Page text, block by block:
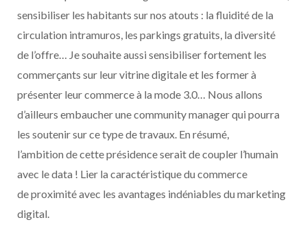
sensibiliser les habitants sur nos atouts : la fluidité de la
circulation intramuros, les parkings gratuits, la diversité
de l’offre… Je souhaite aussi sensibiliser fortement les
commerçants sur leur vitrine digitale et les former à
présenter leur commerce à la mode 3.0… Nous allons
d’ailleurs embaucher une community manager qui pourra
les soutenir sur ce type de travaux. En résumé,
l’ambition de cette présidence serait de coupler l’humain
avec le data ! Lier la caractéristique du commerce
de proximité avec les avantages indéniables du marketing
digital.